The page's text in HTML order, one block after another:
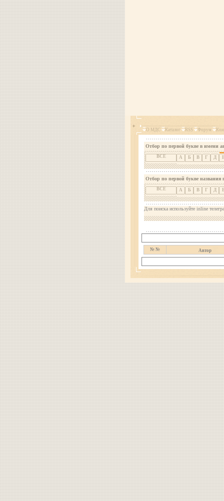
О МДС Каталог RSS Форум
Отбор по первой букве в имени
ВСЕ А Б В Г Д
Отбор по первой букве названия
ВСЕ А Б В Г Д
Для поиска используйте inline
№ № Автор